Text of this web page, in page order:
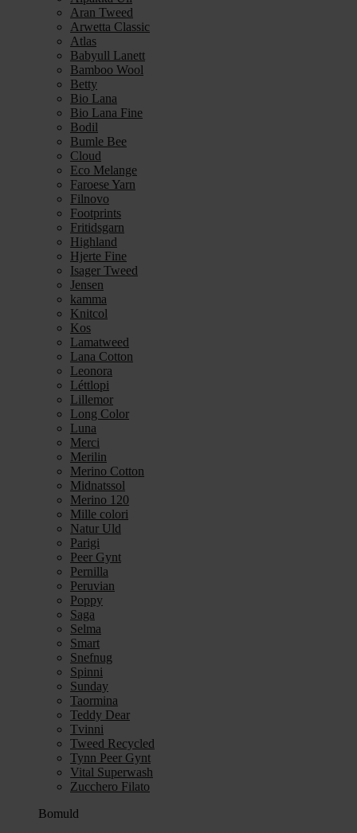
Aran Tweed
Arwetta Classic
Atlas
Babyull Lanett
Bamboo Wool
Betty
Bio Lana
Bio Lana Fine
Bodil
Bumle Bee
Cloud
Eco Melange
Faroese Yarn
Filnovo
Footprints
Fritidsgarn
Highland
Hjerte Fine
Isager Tweed
Jensen
kamma
Knitcol
Kos
Lamatweed
Lana Cotton
Leonora
Léttlopi
Lillemor
Long Color
Luna
Merci
Merilin
Merino Cotton
Midnatssol
Merino 120
Mille colori
Natur Uld
Parigi
Peer Gynt
Pernilla
Peruvian
Poppy
Saga
Selma
Smart
Snefnug
Spinni
Sunday
Taormina
Teddy Dear
Tvinni
Tweed Recycled
Tynn Peer Gynt
Vital Superwash
Zucchero Filato
Bomuld